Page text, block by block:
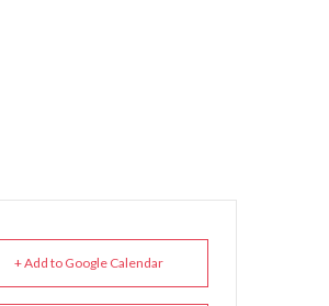
+ Add to Google Calendar